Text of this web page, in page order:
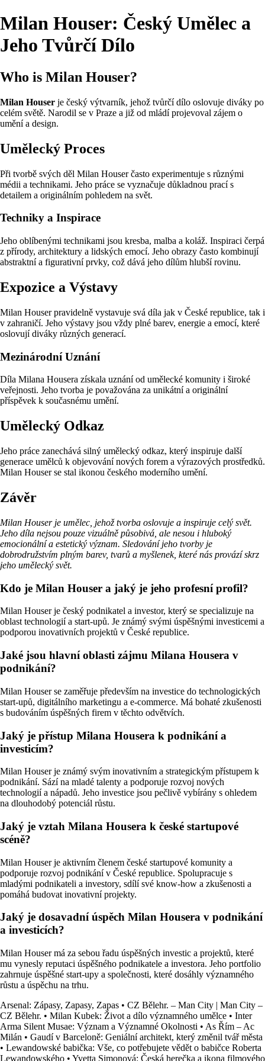
Milan Houser: Český Umělec a
Jeho Tvůrčí Dílo
Who is Milan Houser?
Milan Houser je český výtvarník, jehož tvůrčí dílo oslovuje diváky po
celém světě. Narodil se v Praze a již od mládí projevoval zájem o
umění a design.
Umělecký Proces
Při tvorbě svých děl Milan Houser často experimentuje s různými
médii a technikami. Jeho práce se vyznačuje důkladnou prací s
detailem a originálním pohledem na svět.
Techniky a Inspirace
Jeho oblíbenými technikami jsou kresba, malba a koláž. Inspiraci čerpá
z přírody, architektury a lidských emocí. Jeho obrazy často kombinují
abstraktní a figurativní prvky, což dává jeho dílům hlubší rovinu.
Expozice a Výstavy
Milan Houser pravidelně vystavuje svá díla jak v České republice, tak i
v zahraničí. Jeho výstavy jsou vždy plné barev, energie a emocí, které
oslovují diváky různých generací.
Mezinárodní Uznání
Díla Milana Housera získala uznání od umělecké komunity i široké
veřejnosti. Jeho tvorba je považována za unikátní a originální
příspěvek k současnému umění.
Umělecký Odkaz
Jeho práce zanechává silný umělecký odkaz, který inspiruje další
generace umělců k objevování nových forem a výrazových prostředků.
Milan Houser se stal ikonou českého moderního umění.
Závěr
Milan Houser je umělec, jehož tvorba oslovuje a inspiruje celý svět.
Jeho díla nejsou pouze vizuálně působivá, ale nesou i hluboký
emocionální a estetický význam. Sledování jeho tvorby je
dobrodružstvím plným barev, tvarů a myšlenek, které nás provází skrz
jeho umělecký svět.
Kdo je Milan Houser a jaký je jeho profesní profil?
Milan Houser je český podnikatel a investor, který se specializuje na
oblast technologií a start-upů. Je známý svými úspěšnými investicemi a
podporou inovativních projektů v České republice.
Jaké jsou hlavní oblasti zájmu Milana Housera v
podnikání?
Milan Houser se zaměřuje především na investice do technologických
start-upů, digitálního marketingu a e-commerce. Má bohaté zkušenosti
s budováním úspěšných firem v těchto odvětvích.
Jaký je přístup Milana Housera k podnikání a
investicím?
Milan Houser je známý svým inovativním a strategickým přístupem k
podnikání. Sází na mladé talenty a podporuje rozvoj nových
technologií a nápadů. Jeho investice jsou pečlivě vybírány s ohledem
na dlouhodobý potenciál růstu.
Jaký je vztah Milana Housera k české startupové
scéně?
Milan Houser je aktivním členem české startupové komunity a
podporuje rozvoj podnikání v České republice. Spolupracuje s
mladými podnikateli a investory, sdílí své know-how a zkušenosti a
pomáhá budovat inovativní projekty.
Jaký je dosavadní úspěch Milan Housera v podnikání
a investicích?
Milan Houser má za sebou řadu úspěšných investic a projektů, které
mu vynesly reputaci úspěšného podnikatele a investora. Jeho portfolio
zahrnuje úspěšné start-upy a společnosti, které dosáhly významného
růstu a úspěchu na trhu.
Arsenal: Zápasy, Zapasy, Zapas • CZ Bělehr. – Man City | Man City –
CZ Bělehr. • Milan Kubek: Život a dílo významného umělce • Inter
Arma Silent Musae: Význam a Významné Okolnosti • As Řím – Ac
Milán • Gaudí v Barceloně: Geniální architekt, který změnil tvář města
• Lewandowské babička: Vše, co potřebujete vědět o babičce Roberta
Lewandowského • Yvetta Simonová: Česká herečka a ikona filmového